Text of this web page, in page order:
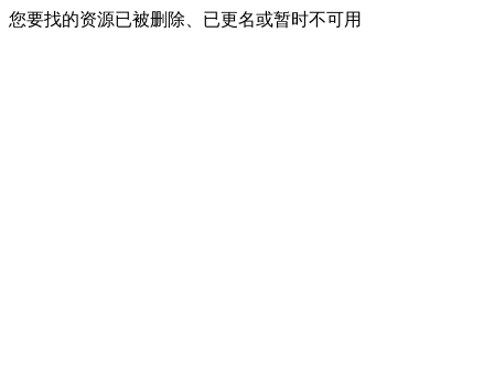
您要找的资源已被删除、已更名或暂时不可用